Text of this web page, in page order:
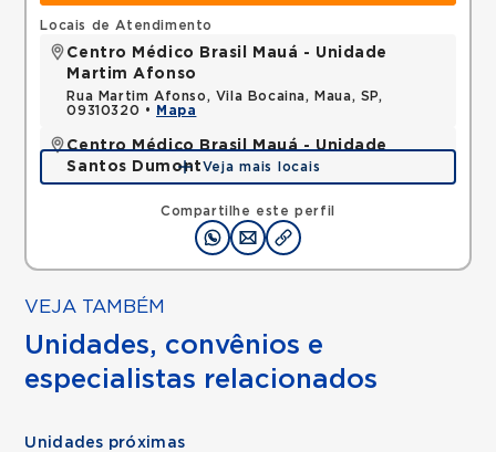
Compartilhe este perfil
Locais de Atendimento
Centro Médico Brasil Mauá - Unidade
Martim Afonso
Rua Martim Afonso, Vila Bocaina, Maua, SP,
09310320 •
Mapa
Centro Médico Brasil Mauá - Unidade
Santos Dumont
Rua Santos Dumont, Vila Bocaina, Maua, SP,
Mapa
Veja mais locais
VEJA TAMBÉM
Unidades, convênios e
especialistas relacionados
Unidades próximas